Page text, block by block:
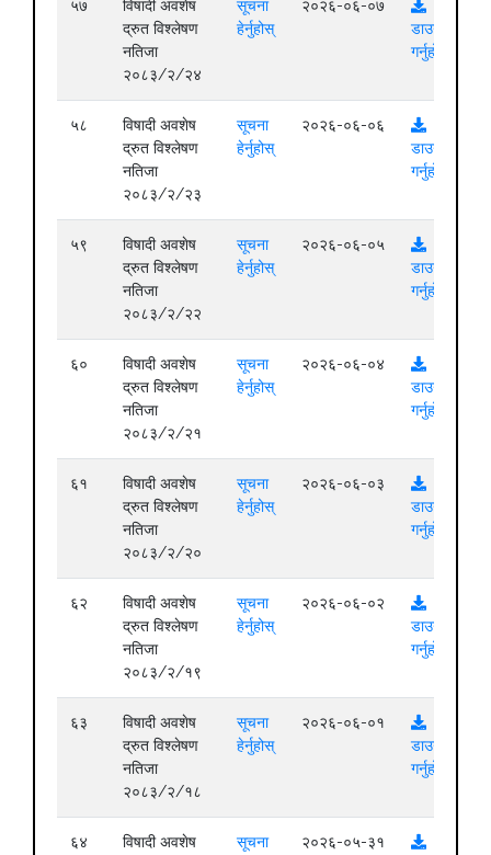
५७
विषादी अवशेष
द्रुत विश्लेषण
नतिजा
२०८३/२/२४
सूचना
हेर्नुहोस्
२०२६-०६-०७
डाउनलोड
गर्नुहोस्
५८
विषादी अवशेष
द्रुत विश्लेषण
नतिजा
२०८३/२/२३
सूचना
हेर्नुहोस्
२०२६-०६-०६
डाउनलोड
गर्नुहोस्
५९
विषादी अवशेष
द्रुत विश्लेषण
नतिजा
२०८३/२/२२
सूचना
हेर्नुहोस्
२०२६-०६-०५
डाउनलोड
गर्नुहोस्
६०
विषादी अवशेष
द्रुत विश्लेषण
नतिजा
२०८३/२/२१
सूचना
हेर्नुहोस्
२०२६-०६-०४
डाउनलोड
गर्नुहोस्
६१
विषादी अवशेष
द्रुत विश्लेषण
नतिजा
२०८३/२/२०
सूचना
हेर्नुहोस्
२०२६-०६-०३
डाउनलोड
गर्नुहोस्
६२
विषादी अवशेष
द्रुत विश्लेषण
नतिजा
२०८३/२/१९
सूचना
हेर्नुहोस्
२०२६-०६-०२
डाउनलोड
गर्नुहोस्
६३
विषादी अवशेष
द्रुत विश्लेषण
नतिजा
२०८३/२/१८
सूचना
हेर्नुहोस्
२०२६-०६-०१
डाउनलोड
गर्नुहोस्
६४
विषादी अवशेष
सूचना
२०२६-०५-३१